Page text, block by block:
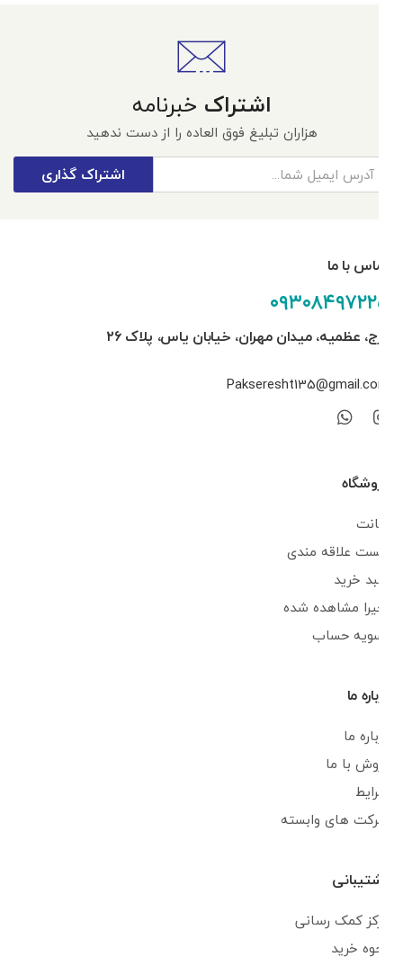
اشتراکخبرنامه
هزاران تبلیغ فوق العاده را از دست ندهید
اشتراک گذاری
تماس با ما
۰۹۳۰۸۴۹۷۲۲۵
کرج، عظمیه، میدان مهران، خیابان یاس، پلاک ۲۶
Pakseresht135@gmail.com
فروشگاه
اکانت
لیست علاقه مندی
سبد خرید
اخیرا مشاهده شده
تسویه حساب
درباره ما
درباره ما
فروش با ما
شرایط
شرکت های وابسته
پشتیبانی
مرکز کمک رسانی
نحوه خرید